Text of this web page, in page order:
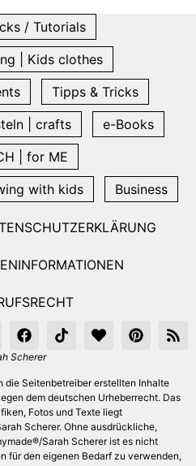
/ Tutorials
| Kids clothes
Tipps & Tricks
| crafts
e-Books
| for ME
with kids
Business
Scherer
die Seitenbetreiber erstellten Inhalte
dem deutschen Urheberrecht. Das
Fotos und Texte liegt
Scherer. Ohne ausdrückliche,
Sarah Scherer ist es nicht
für den eigenen Bedarf zu verwenden,